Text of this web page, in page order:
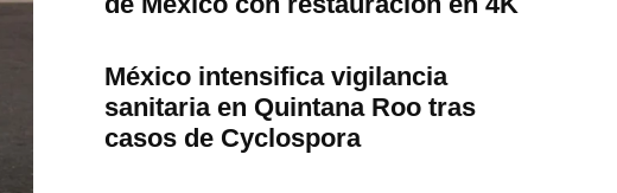
México intensifica vigilancia
sanitaria en Quintana Roo tras
casos de Cyclospora